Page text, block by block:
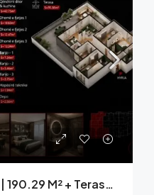
🏡 Penthouse Në Shitje | 190.29 M² + Terasë 91.36 M² | ISOLA Residence – Mati 1, Prishtinë